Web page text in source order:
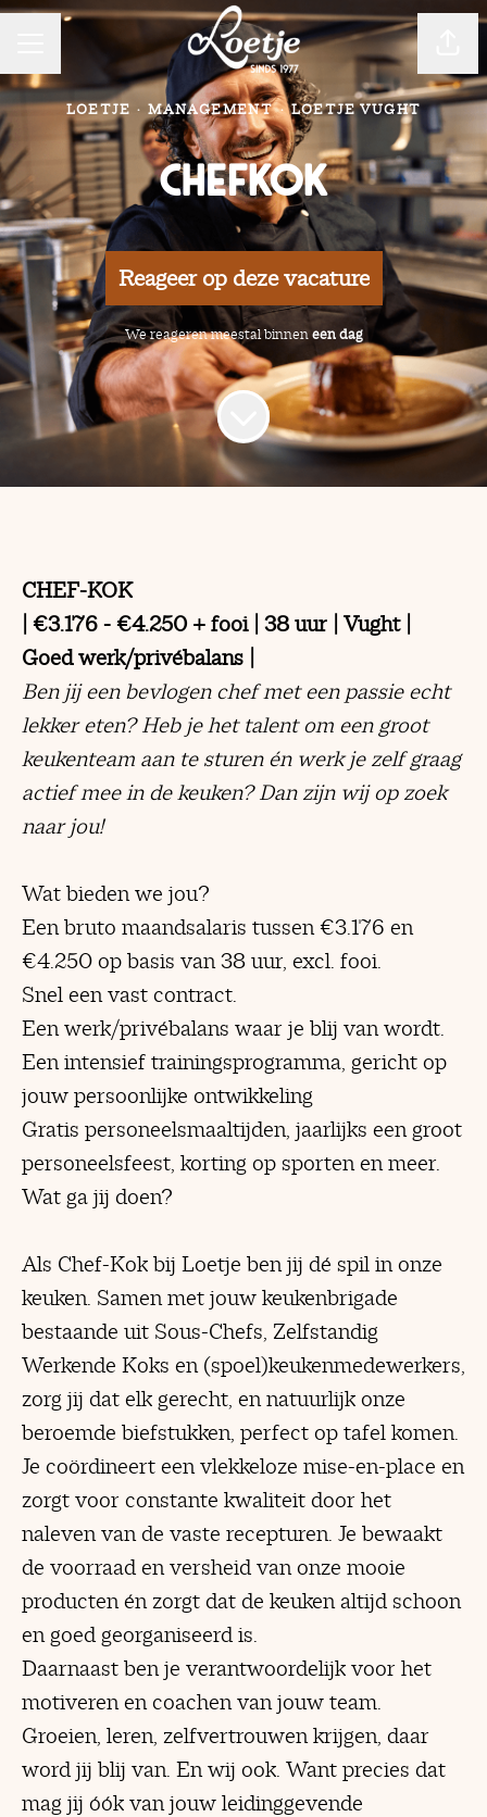
CARRIÈREMENU
LOETJE · MANAGEMENT · LOETJE VUGHT
Chefkok
Reageer op deze vacature
We reageren meestal binneneen dag
CHEF-KOK
| €3.176 - €4.250 + fooi | 38 uur | Vught |
Goed werk/privébalans |
Ben jij een bevlogen chef met een passie echt
lekker eten? Heb je het talent om een groot
keukenteam aan te sturen én werk je zelf graag
actief mee in de keuken? Dan zijn wij op zoek
naar jou!
Wat bieden we jou?
Een bruto maandsalaris tussen €3.176 en
€4.250 op basis van 38 uur, excl. fooi.
Snel een vast contract.
Een werk/privébalans waar je blij van wordt.
Een intensief trainingsprogramma, gericht op
jouw persoonlijke ontwikkeling
Gratis personeelsmaaltijden, jaarlijks een groot
personeelsfeest, korting op sporten en meer.
Wat ga jij doen?
Als Chef-Kok bij Loetje ben jij dé spil in onze
keuken. Samen met jouw keukenbrigade
bestaande uit Sous-Chefs, Zelfstandig
Werkende Koks en (spoel)keukenmedewerkers,
zorg jij dat elk gerecht, en natuurlijk onze
beroemde biefstukken, perfect op tafel komen.
Je coördineert een vlekkeloze mise-en-place en
zorgt voor constante kwaliteit door het
naleven van de vaste recepturen. Je bewaakt
de voorraad en versheid van onze mooie
producten én zorgt dat de keuken altijd schoon
en goed georganiseerd is.
Daarnaast ben je verantwoordelijk voor het
motiveren en coachen van jouw team.
Groeien, leren, zelfvertrouwen krijgen, daar
word jij blij van. En wij ook. Want precies dat
mag jij óók van jouw leidinggevende